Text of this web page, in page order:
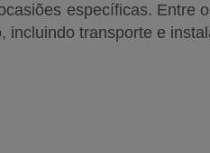
específicas. Entre
incluindo transporte e